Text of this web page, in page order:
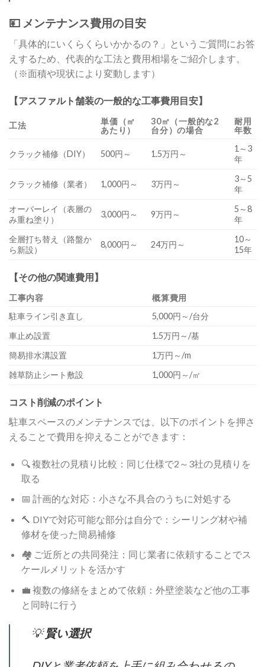
💴 メンテナンス費用の目安
「具体的にいくらくらいかかるの？」というご質問にお答
えするため、代表的な工法と費用相場をご紹介します。
（※面積や現状により変動します）
【アスファルト舗装の一般的な工事費用目安】
工法
単価（㎡
あたり）
30㎡（一般的な2
台分）の場合
耐用
年数
クラック補修（DIY） 500円～ 1.5万円～
1～3
年
クラック補修（業者） 1,000円～ 3万円～
3～5
年
オーバーレイ（表層の
み重ね塗り）
3,000円～ 9万円～
5～8
年
全層打ち替え（路盤か
ら新設）
8,000円～ 24万円～
10～
15年
【その他の関連費用】
工事内容
概算費用
駐車ライン引き直し
5,000円～/台分
車止め設置
1.5万円～/基
簡易排水溝設置
1万円～/m
雑草防止シート敷設
1,000円～/㎡
コスト削減のポイント
駐車スペースのメンテナンスでは、以下のポイントを押さ
えることで費用を抑えることができます：
🔍 複数社の見積り比較：同じ仕様で2～3社の見積りを
取る
📅 計画的な対応：小さな不具合のうちに対処する
🔨 DIYで対応可能な部分は自分で：シーリング材や補
修材を使った簡易補修
🏘️ ご近所との共同発注：同じ業者に依頼することでス
ケールメリットを活かす
💼 複数の修繕をまとめて依頼：外壁塗装など他の工事
と同時に行う
💡賢い選択